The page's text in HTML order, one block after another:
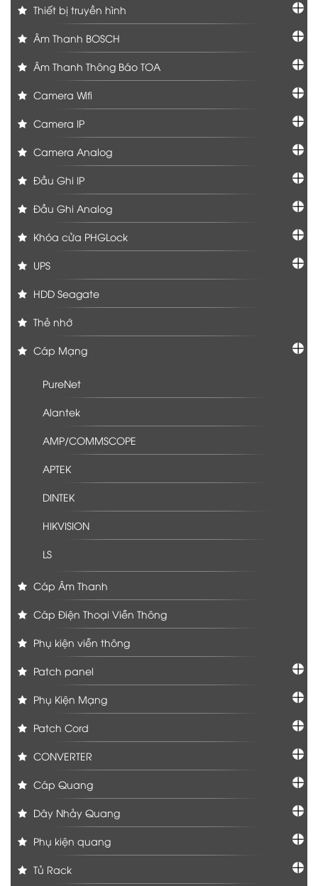
Thiết bị truyền hình
Âm Thanh BOSCH
Âm Thanh Thông Báo TOA
Camera Wifi
Camera IP
Camera Analog
Đầu Ghi IP
Đầu Ghi Analog
Khóa cửa PHGLock
UPS
HDD Seagate
Thẻ nhớ
Cáp Mạng
PureNet
Alantek
AMP/COMMSCOPE
APTEK
DINTEK
HIKVISION
LS
Cáp Âm Thanh
Cáp Điện Thoại Viễn Thông
Phụ kiện viễn thông
Patch panel
Phụ Kiện Mạng
Patch Cord
CONVERTER
Cáp Quang
Dây Nhảy Quang
Phụ kiện quang
Tủ Rack